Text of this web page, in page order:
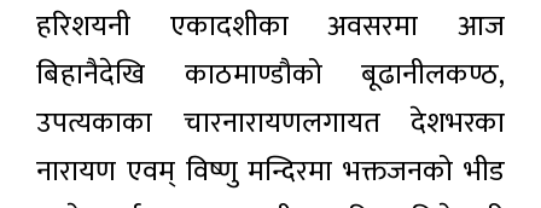
हरिशयनी एकादशीका अवसरमा आज
बिहानैदेखि काठमाण्डौको बूढानीलकण्ठ,
उपत्यकाका चारनारायणलगायत देशभरका
नारायण एवम् विष्णु मन्दिरमा भक्तजनको भीड